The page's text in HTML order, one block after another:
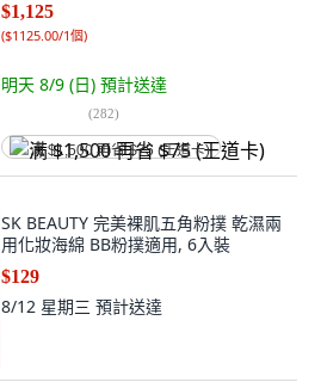
$1,125
($1125.00/1個)
明天 8/9 (日) 預計送達
(282)
满 $1,500 再省 $75 (王道卡)
SK BEAUTY 完美裸肌五角粉撲 乾濕兩
用化妝海綿 BB粉撲適用, 6入裝
$129
8/12 星期三 預計送達